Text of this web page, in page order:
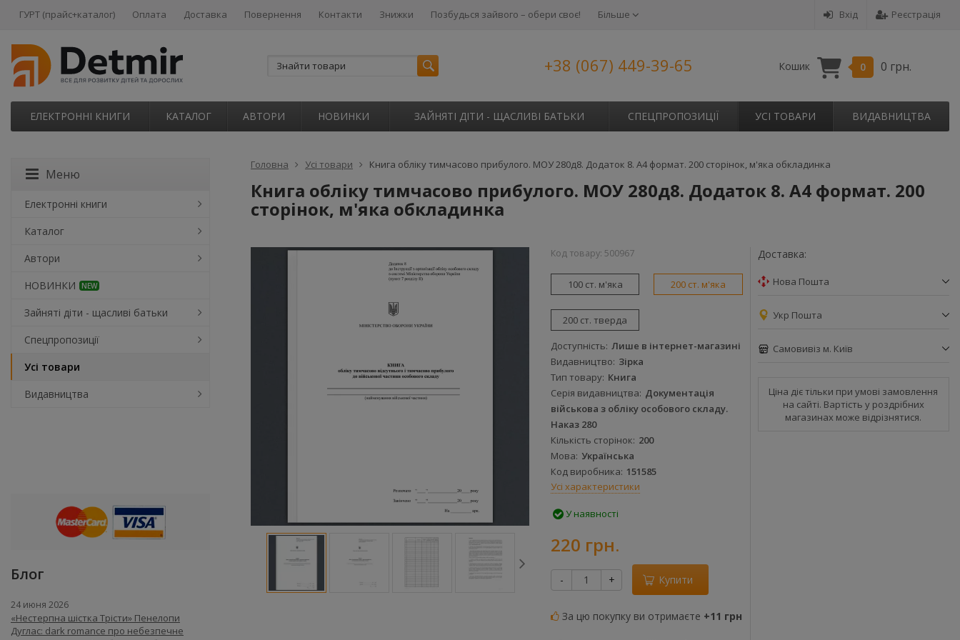
Вхід Реєстрація
ГУРТ (прайс+каталог) Оплата Доставка Повернення Контакти Знижки Позбудься зайвого – обери своє! Більше
+38 (067) 449-39-65 Кошик 0 0 грн.
ЕЛЕКТРОННІ КНИГИ КАТАЛОГ АВТОРИ НОВИНКИ ЗАЙНЯТІ ДІТИ - ЩАСЛИВІ БАТЬКИ СПЕЦПРОПОЗИЦІЇ УСІ ТОВАРИ ВИДАВНИЦТВА
Головна Усі товари Книга обліку тимчасово прибулого. МОУ 280д8. Додаток 8. А4 формат. 200 сторінок, м'яка обкладинка
Книга обліку тимчасово прибулого. МОУ 280д8. Додаток 8. А4 формат. 200
сторінок, м'яка обкладинка
Код товару: 500967
100 ст. м'яка 200 ст. м'яка
200 ст. тверда
Доступність Лише в інтернет-магазині
Видавництво Зірка
Тип товару Книга
Серія видавництва Документація
військова з обліку особового складу.
Наказ 280
Кількість сторінок 200
Мова Українська
Код виробника 151585
Усі характеристики
У наявності
220 грн.
- + Купити
За цю покупку ви отримаєте +11 грн
Доставка:
Нова Пошта
Укр Пошта
Самовивіз м. Київ
Ціна діє тільки при умові замовлення
на сайті. Вартість у роздрібних
магазинах може відрізнятися.
Меню
Електронні книги
Каталог
Автори
НОВИНКИ
NEW
Зайняті діти - щасливі батьки
Спецпропозиції
Усі товари
Видавництва
Блог
24 июня 2026
«Нестерпна шістка Трісти» Пенелопи
Дуглас: dark romance про небезпечне